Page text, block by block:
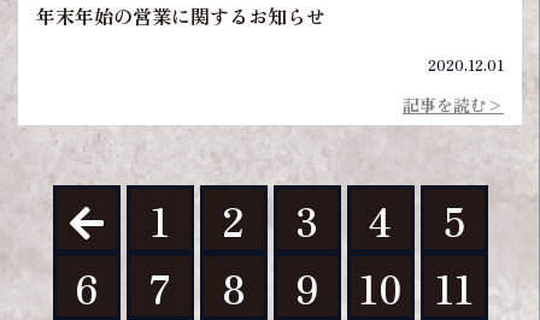
年末年始の営業に関するお知らせ
2020.12.01
記事を読む>
1 2 3 4
5
6
7 8 9 10
11